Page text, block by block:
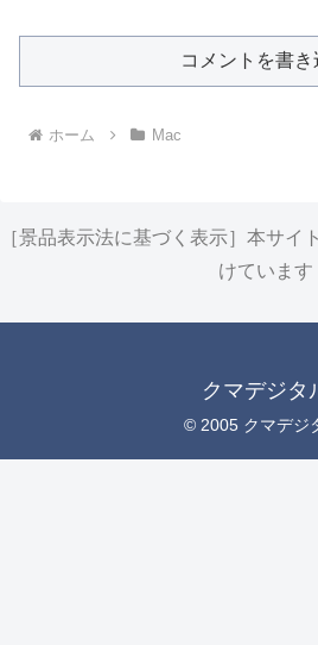
コメントを書き
ホーム Mac
［景品表示法に基づく表示］本サイ
けています
クマデジタ
© 2005 クマデジ